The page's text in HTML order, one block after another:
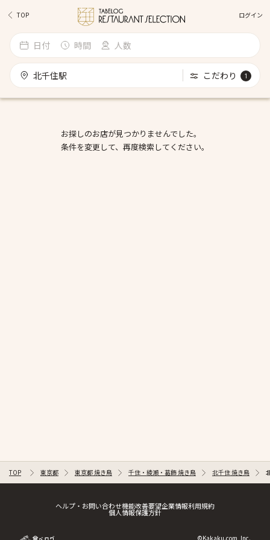
TOP ログイン
日付 時間 人数
北千住駅 こだわり 1
お探しのお店が見つかりませんでした。
条件を変更して、再度検索してください。
TOP 東京都 東京都 焼き鳥 千住・綾瀬・葛飾 焼き鳥 北千住 焼き鳥
ヘルプ・お問い合わせ機能改善要望企業情報利用規約
個人情報保護方針
©Kakaku.com, Inc.